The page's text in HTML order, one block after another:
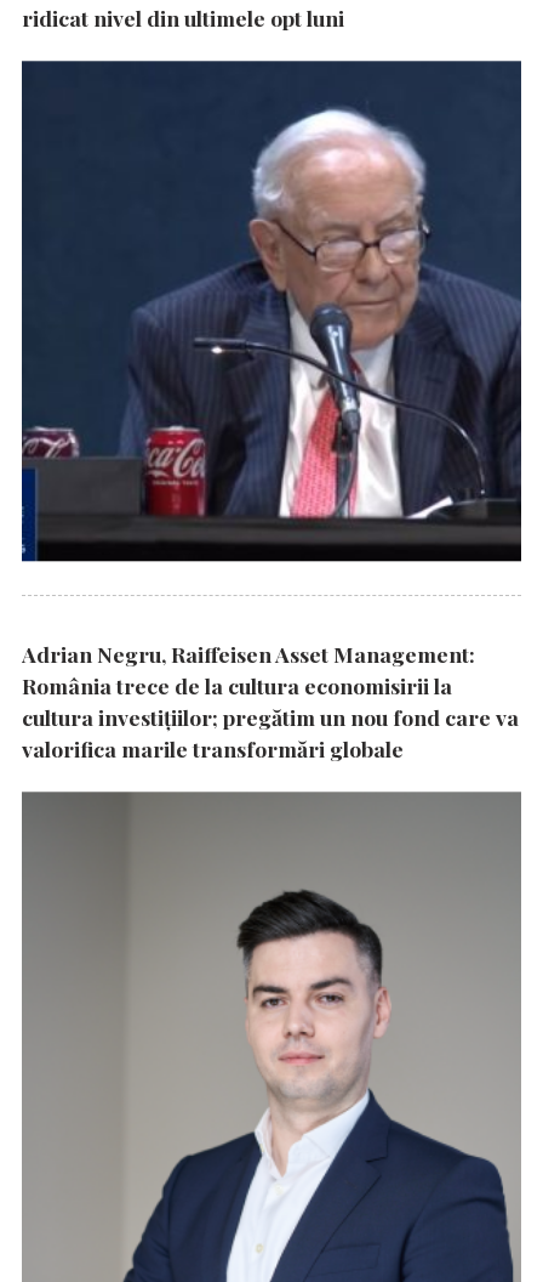
ridicat nivel din ultimele opt luni
Adrian Negru, Raiffeisen Asset Management:
România trece de la cultura economisirii la
cultura investițiilor; pregătim un nou fond care va
valorifica marile transformări globale